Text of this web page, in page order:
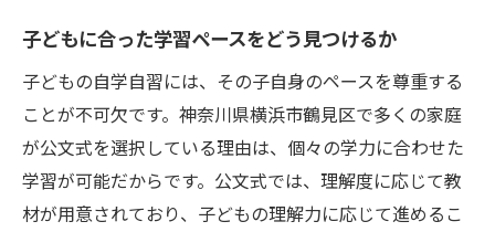
子どもに合った学習ペースをどう見つけるか
子どもの自学自習には、その子自身のペースを尊重する
ことが不可欠です。神奈川県横浜市鶴見区で多くの家庭
が公文式を選択している理由は、個々の学力に合わせた
学習が可能だからです。公文式では、理解度に応じて教
材が用意されており、子どもの理解力に応じて進めるこ